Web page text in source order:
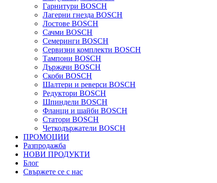
Гарнитури BOSCH
Лагерни гнезда BOSCH
Лостове BOSCH
Сачми BOSCH
Семеринги BOSCH
Сервизни комплекти BOSCH
Тампони BOSCH
Държачи BOSCH
Скоби BOSCH
Шалтери и реверси BOSCH
Редуктори BOSCH
Шпиндели BOSCH
Фланци и шайби BOSCH
Статори BOSCH
Четкодържатели BOSCH
ПРОМОЦИИ
Разпродажба
НОВИ ПРОДУКТИ
Блог
Свържете се с нас